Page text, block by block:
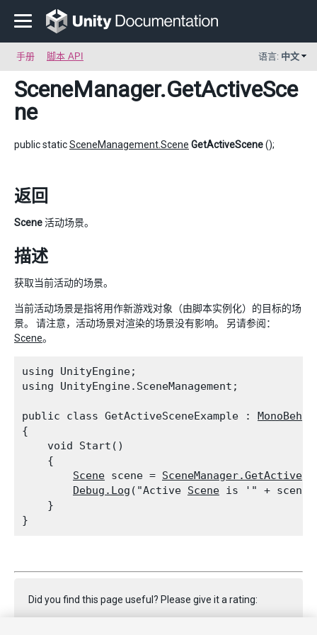
手册 脚本 API 语言: 中文
SceneManager.GetActiveSce
ne
public staticSceneManagement.Scene GetActiveScene();
返回
Scene活动场景。
描述
获取当前活动的场景。
当前活动场景是指将用作新游戏对象（由脚本实例化）的目标的场
景。 请注意，活动场景对渲染的场景没有影响。 另请参阅：
Scene。
using UnityEngine;
using UnityEngine.SceneManagement;
public class GetActiveSceneExample :
{
    void Start()
    {
Scene scene =
Debug.Log ("Active Scene is '" +
    }
Did you find this page useful? Please give it a rating: